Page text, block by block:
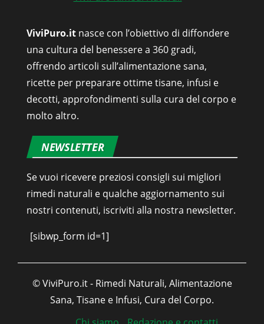
ViviPuro.it nasce con l’obiettivo di diffondere
una cultura del benessere a 360 gradi,
offrendo articoli sull’alimentazione sana,
ricette per preparare ottime tisane, infusi e
decotti, approfondimenti sulla cura del corpo e
molto altro.
NEWSLETTER
Se vuoi ricevere preziosi consigli sui migliori
rimedi naturali e qualche aggiornamento sui
nostri contenuti, iscriviti alla nostra newsletter.
[sibwp_form id=1]
© ViviPuro.it - Rimedi Naturali, Alimentazione
Sana, Tisane e Infusi, Cura del Corpo.